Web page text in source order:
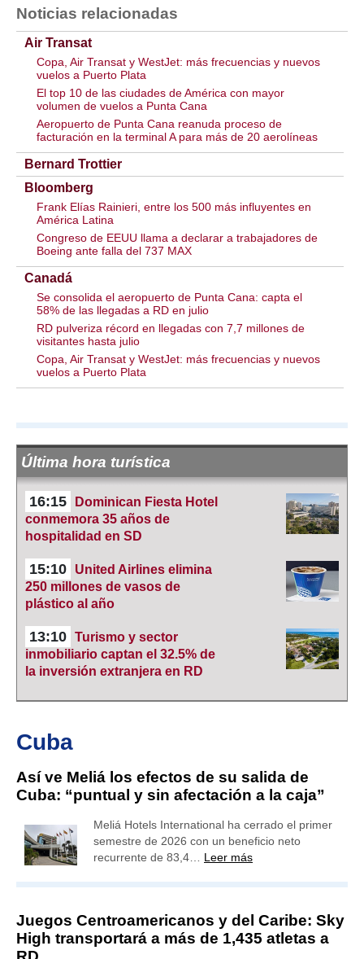
Noticias relacionadas
Air Transat
Copa, Air Transat y WestJet: más frecuencias y nuevos
vuelos a Puerto Plata
El top 10 de las ciudades de América con mayor
volumen de vuelos a Punta Cana
Aeropuerto de Punta Cana reanuda proceso de
facturación en la terminal A para más de 20 aerolíneas
Bernard Trottier
Bloomberg
Frank Elías Rainieri, entre los 500 más influyentes en
América Latina
Congreso de EEUU llama a declarar a trabajadores de
Boeing ante falla del 737 MAX
Canadá
Se consolida el aeropuerto de Punta Cana: capta el
58% de las llegadas a RD en julio
RD pulveriza récord en llegadas con 7,7 millones de
visitantes hasta julio
Copa, Air Transat y WestJet: más frecuencias y nuevos
vuelos a Puerto Plata
Última hora turística
16:15
Dominican Fiesta Hotel
conmemora 35 años de
hospitalidad en SD
15:10
United Airlines elimina
250 millones de vasos de
plástico al año
13:10 Turismo y sector
inmobiliario captan el 32.5% de
la inversión extranjera en RD
Cuba
Así ve Meliá los efectos de su salida de
Cuba: “puntual y sin afectación a la caja”
Meliá Hotels International ha cerrado el primer
semestre de 2026 con un beneficio neto
recurrente de 83,4… Leer más
Juegos Centroamericanos y del Caribe: Sky
High transportará a más de 1,435 atletas a